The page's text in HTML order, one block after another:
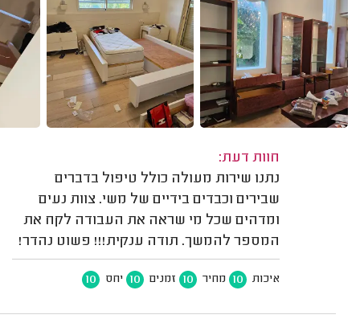
חוות דעת:
נתנו שירות מעולה כולל טיפול בדברים
שבירים וכבדים בידיים של משי. צוות נעים
ומדהים שכל מי שראה את העבודה לקח את
המספר להמשך. תודה ענקית!!! פשוט נהדר!
איכות 10 מחיר 10 זמנים 10 יחס 10